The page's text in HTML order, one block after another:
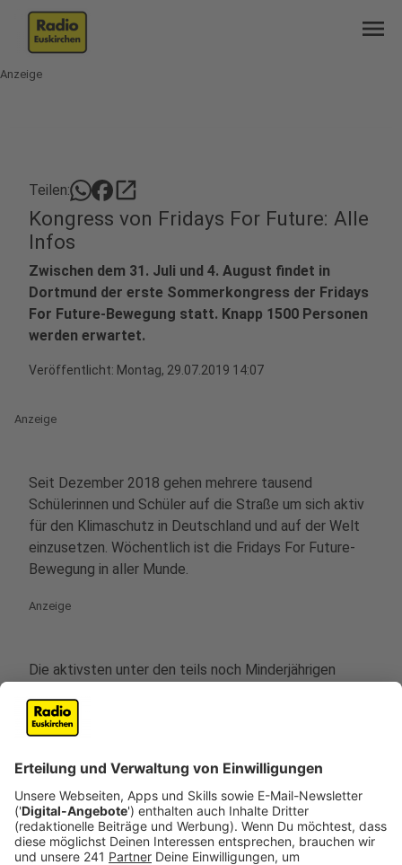
menu
Anzeige
Teilen: open_in_new
Kongress von Fridays For Future: Alle
Infos
Zwischen dem 31. Juli und 4. August findet in
Dortmund der erste Sommerkongress der Fridays
For Future-Bewegung statt. Knapp 1500 Personen
werden erwartet.
Veröffentlicht: Montag, 29.07.2019 14:07
Anzeige
Seit Dezember 2018 gehen mehrere tausend
Schülerinnen und Schüler auf die Straße um sich aktiv
für den Klimaschutz in Deutschland und auf der Welt
einzusetzen. Wöchentlich ist die Fridays For Future-
Bewegung in aller Munde.
Anzeige
Die aktivsten unter den teils noch Minderjährigen
auf sich. Zig Fehlstunden oder schulische Probleme
sind nur ein Teil davon. Dass sie sich auch in den
spricht für ihren aktiven Protest.
Anzeige